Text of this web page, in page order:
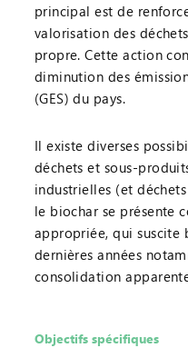
principal est de
valorisation des
propre. Cette action
diminution des
(GES) du pays.
Il existe diverses
déchets et sous-
industrielles (et
le biochar se présente
appropriée, qui suscite
dernières années
consolidation
Objectifs spécifiques